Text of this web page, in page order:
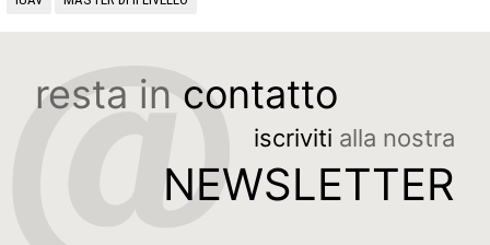
resta in contatto
iscriviti alla nostra
NEWSLETTER